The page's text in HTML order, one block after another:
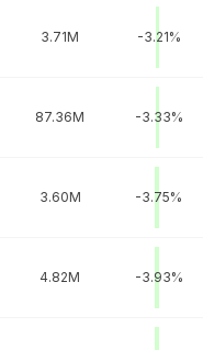
3.71M -3.21%
87.36M -3.33%
3.60M -3.75%
4.82M -3.93%